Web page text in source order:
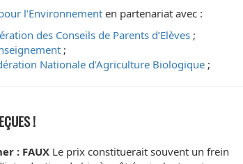
l’Environnementen partenariat avec :
des Conseils de Parents d’Elèves;
;
Nationale d’Agriculture Biologique;
!
: FAUXLe prix constituerait souvent un frein